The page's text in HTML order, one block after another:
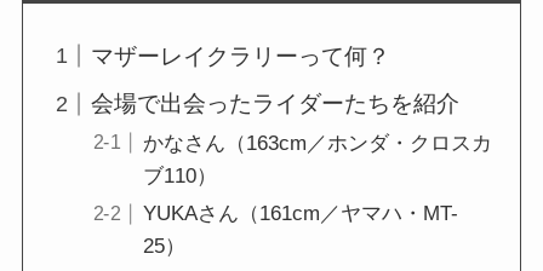
マザーレイクラリーって何？
会場で出会ったライダーたちを紹介
かなさん（163cm／ホンダ・クロスカ
ブ110）
YUKAさん（161cm／ヤマハ・MT-
25）